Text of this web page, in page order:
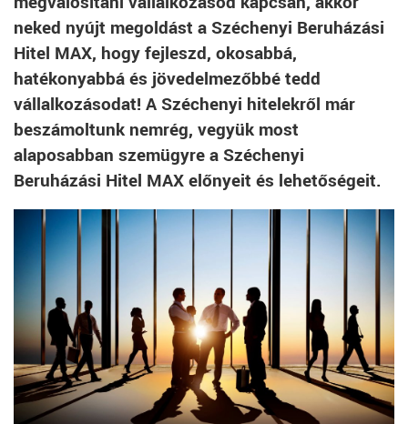
neked nyújt megoldást a Széchenyi Beruházási
Hitel MAX, hogy fejleszd, okosabbá,
hatékonyabbá és jövedelmezőbbé tedd
vállalkozásodat! A Széchenyi hitelekről már
beszámoltunk nemrég, vegyük most
alaposabban szemügyre a Széchenyi
Beruházási Hitel MAX előnyeit és lehetőségeit.